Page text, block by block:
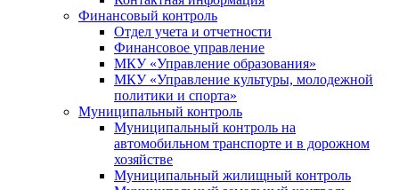
Финансовый контроль
Отдел учета и отчетности
Финансовое управление
МКУ «Управление образования»
МКУ «Управление культуры, молодежной
политики и спорта»
Муниципальный контроль
Муниципальный контроль на
автомобильном транспорте и в дорожном
хозяйстве
Муниципальный жилищный контроль